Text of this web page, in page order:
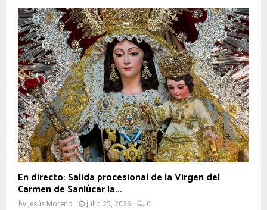
En directo: Salida procesional de la Virgen del
Carmen de Sanlúcar la...
by Jesús Moreno julio 25, 2026 0